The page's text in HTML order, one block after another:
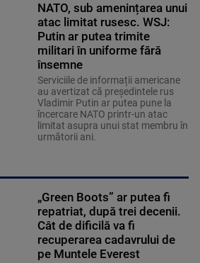
NATO, sub amenințarea unui
atac limitat rusesc. WSJ:
Putin ar putea trimite
militari în uniforme fără
însemne
Serviciile de informații americane
au avertizat că președintele rus
Vladimir Putin ar putea pune la
încercare NATO printr-un atac
limitat asupra unui stat membru în
următorii ani.
„Green Boots” ar putea fi
repatriat, după trei decenii.
Cât de dificilă va fi
recuperarea cadavrului de
pe Muntele Everest